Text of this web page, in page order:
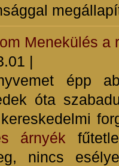
Menekülés a
|
épp
óta
árnyék
nincs